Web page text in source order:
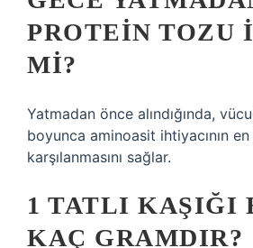
PROTEIN TOZU
MI?
Yatmadan önce alındığında,
boyunca aminoasit ihtiyacının
karşılanmasını sağlar.
1 TATLI KAŞIĞI
KAÇ GRAMDIR?